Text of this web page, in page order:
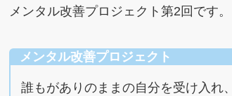
メンタル改善プロジェクト第2回です。
メンタル改善プロジェクト
誰もがありのままの自分を受け入れ